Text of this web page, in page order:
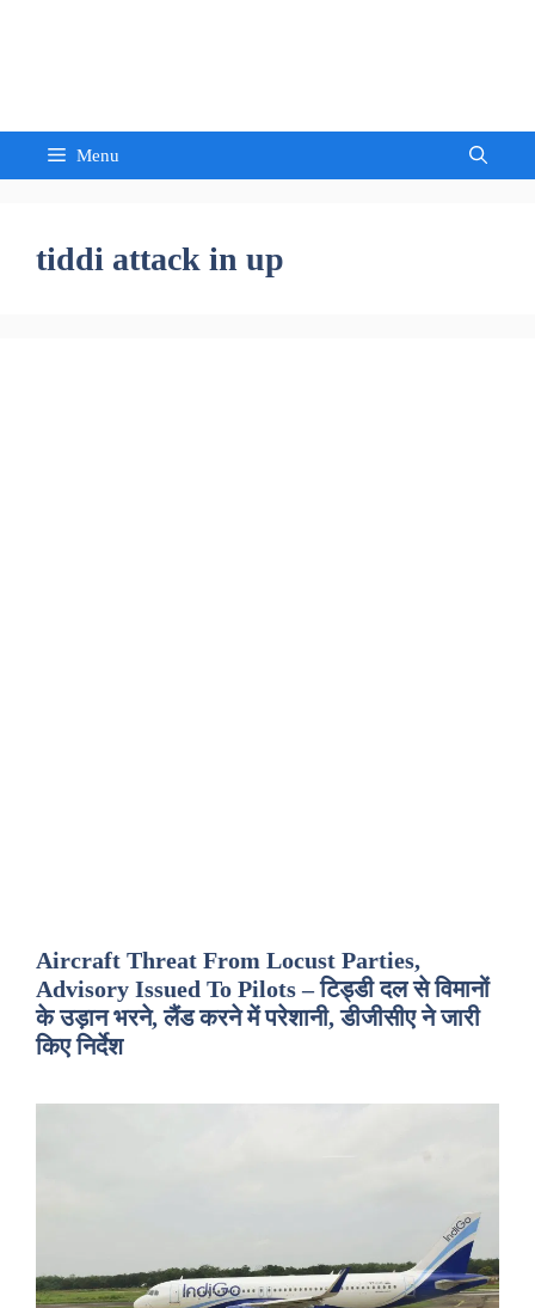
Menu
tiddi attack in up
Aircraft Threat From Locust Parties,
Advisory Issued To Pilots – टिड्डी दल से विमानों
के उड़ान भरने, लैंड करने में परेशानी, डीजीसीए ने जारी
किए निर्देश